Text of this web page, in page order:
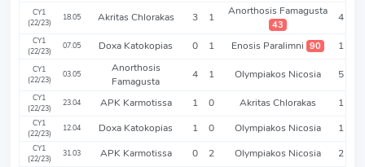
CY1
(22/23)
18.05 Akritas Chlorakas 3 1 Anorthosis Famagusta
43
4
CY1
(22/23)
07.05 Doxa Katokopias 0 1 Enosis Paralimni 90 1
CY1
(22/23)
03.05
Anorthosis
Famagusta
4 1 Olympiakos Nicosia 5
CY1
(22/23)
23.04 APK Karmotissa 1 0 Akritas Chlorakas 1
CY1
(22/23)
12.04 Doxa Katokopias 1 0 Olympiakos Nicosia 1
CY1
(22/23)
31.03 APK Karmotissa 0 2 Olympiakos Nicosia 2